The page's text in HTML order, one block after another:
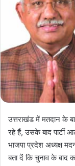
उत्तराखंड में मतदान के
रहे हैं, उसके बाद पार्टी
भाजपा प्रदेश अध्यक्ष
बता दें कि चुनाव के बाद